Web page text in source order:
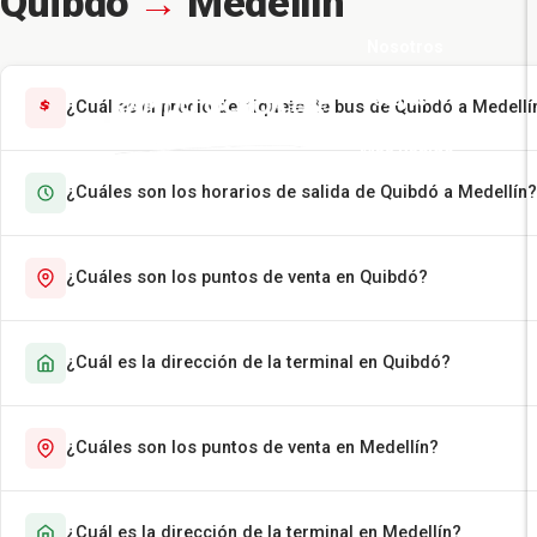
Pasajes
Encomiendas
¿Cuál es el precio del tiquete de bus de Quibdó a
¿Cuáles son los horarios de salida de Quibdó a Medellín?
¿Cuáles son los puntos de venta en Quibdó?
¿Cuál es la dirección de la terminal en Quibdó?
¿Cuáles son los puntos de venta en Medellín?
¿Cuál es la dirección de la terminal en Medellín?